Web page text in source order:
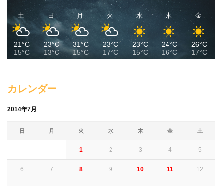
土
21°C
15°C
日
23°C
13°C
月
31°C
15°C
火
23°C
17°C
水
23°C
15°C
木
24°C
16°C
金
26°C
17°C
カレンダー
2014年7月
日 月 火 水 木 金 土
1 2 3 4 5
6 7 8 9 10 11 12